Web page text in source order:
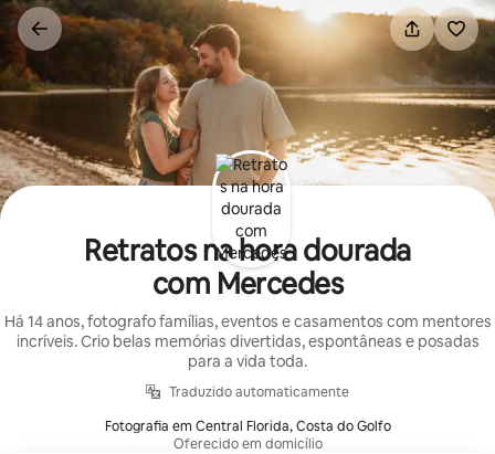
Pular
para
conteúdo
Retratos na hora dourada
com Mercedes
Há 14 anos, fotografo famílias, eventos e casamentos com mentores
incríveis. Crio belas memórias divertidas, espontâneas e posadas
para a vida toda.
Traduzido automaticamente
Fotografia em Central Florida, Costa do Golfo
Oferecido em domicílio